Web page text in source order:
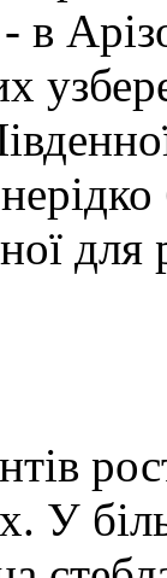
в
для
У